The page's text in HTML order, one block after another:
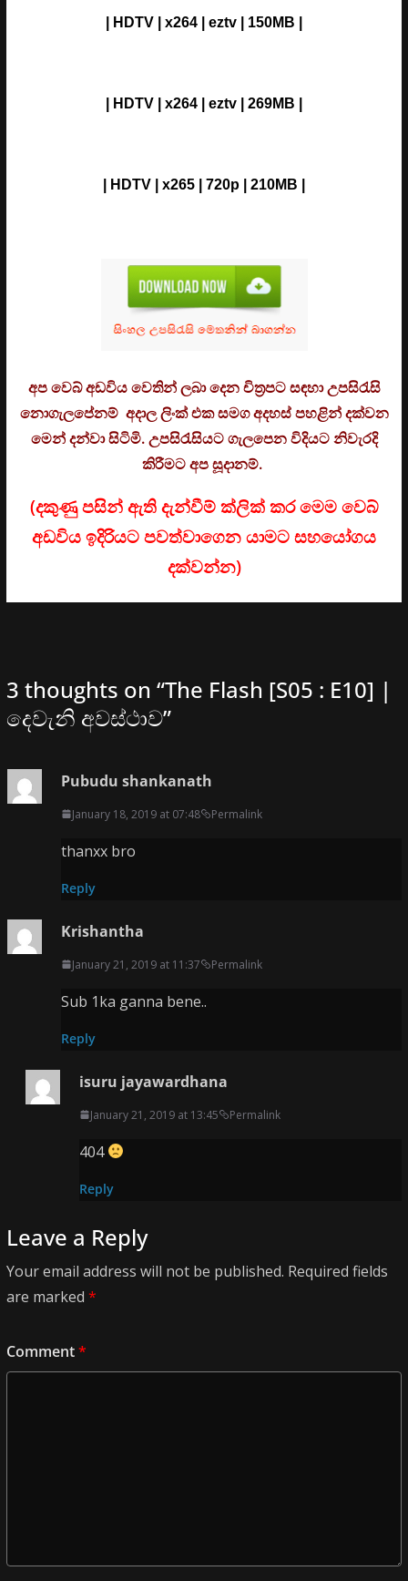
| HDTV | x264 | eztv | 150MB |
| HDTV | x264 | eztv | 269MB |
| HDTV | x265 | 720p | 210MB |
අප වෙබ් අඩවිය වෙතින් ලබා දෙන චිත්‍රපට සඳහා උපසිරැසි
නොගැලපේනම් අදාල ලිංක් එක සමග අදහස් පහළින් දක්වන
මෙන් දන්වා සිටිමි. උපසිරැසියට ගැලපෙන විදියට නිවැරදි
කිරීමට අප සූදානම්.
(දකුණු පසින් ඇති දැන්වීම් ක්ලික් කර මෙම වෙබ්
අඩවිය ඉදිරියට පවත්වාගෙන යාමට සහයෝගය
දක්වන්න)
3 thoughts on “The Flash [S05 : E10] |
දෙවැනි අවස්ථාව”
Pubudu shankanath
January 18, 2019 at 07:48 Permalink
thanxx bro
Reply
Krishantha
January 21, 2019 at 11:37 Permalink
Sub 1ka ganna bene..
Reply
isuru jayawardhana
January 21, 2019 at 13:45 Permalink
404
Reply
Leave a Reply
Your email address will not be published. Required fields
are marked *
Comment*